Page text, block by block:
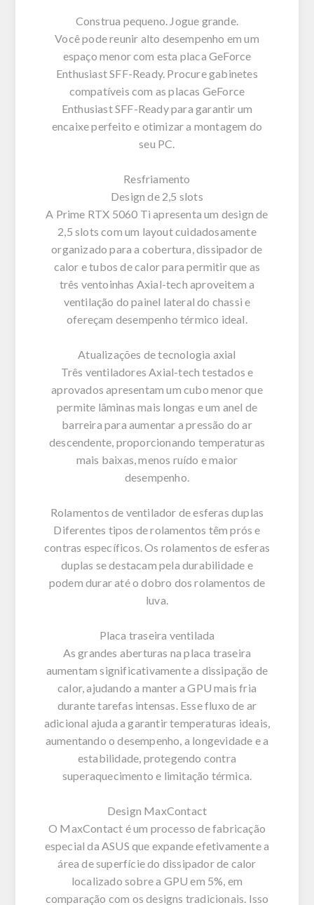
Construa pequeno. Jogue grande.
Você pode reunir alto desempenho em um
espaço menor com esta placa GeForce
Enthusiast SFF-Ready. Procure gabinetes
compatíveis com as placas GeForce
Enthusiast SFF-Ready para garantir um
encaixe perfeito e otimizar a montagem do
seu PC.
Resfriamento
Design de 2,5 slots
A Prime RTX 5060 Ti apresenta um design de
2,5 slots com um layout cuidadosamente
organizado para a cobertura, dissipador de
calor e tubos de calor para permitir que as
três ventoinhas Axial-tech aproveitem a
ventilação do painel lateral do chassi e
ofereçam desempenho térmico ideal.
Atualizações de tecnologia axial
Três ventiladores Axial-tech testados e
aprovados apresentam um cubo menor que
permite lâminas mais longas e um anel de
barreira para aumentar a pressão do ar
descendente, proporcionando temperaturas
mais baixas, menos ruído e maior
desempenho.
Rolamentos de ventilador de esferas duplas
Diferentes tipos de rolamentos têm prós e
contras específicos. Os rolamentos de esferas
duplas se destacam pela durabilidade e
podem durar até o dobro dos rolamentos de
luva.
Placa traseira ventilada
As grandes aberturas na placa traseira
aumentam significativamente a dissipação de
calor, ajudando a manter a GPU mais fria
durante tarefas intensas. Esse fluxo de ar
adicional ajuda a garantir temperaturas ideais,
aumentando o desempenho, a longevidade e a
estabilidade, protegendo contra
superaquecimento e limitação térmica.
Design MaxContact
O MaxContact é um processo de fabricação
especial da ASUS que expande efetivamente a
área de superfície do dissipador de calor
localizado sobre a GPU em 5%, em
comparação com os designs tradicionais. Isso